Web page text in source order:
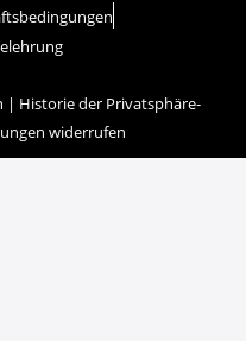
| Historie der Privatsphäre-
widerrufen